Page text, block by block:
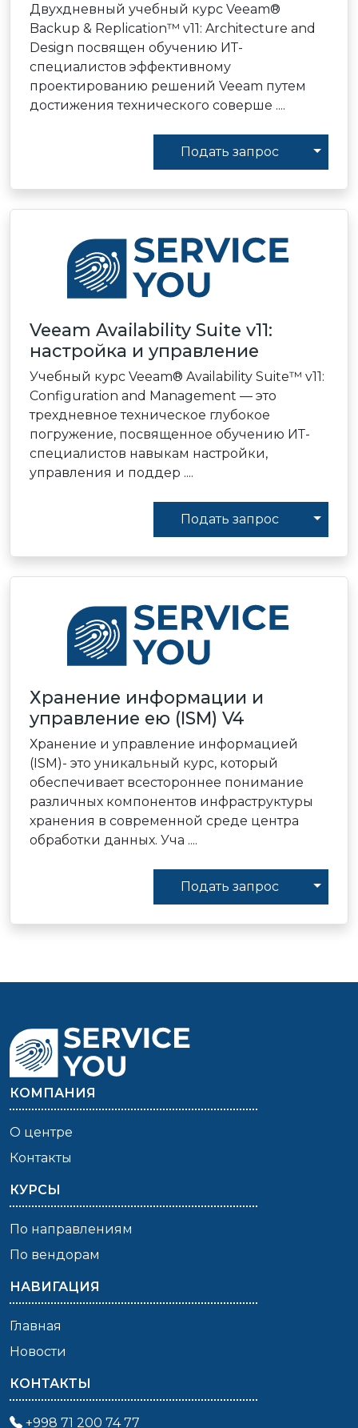
Двухдневный учебный курс Veeam®
Backup & Replication™ v11: Architecture and
Design посвящен обучению ИТ-
специалистов эффективному
проектированию решений Veeam путем
достижения технического соверше ....
Подать запрос
Veeam Availability Suite v11:
настройка и управление
Учебный курс Veeam® Availability Suite™ v11:
Configuration and Management — это
трехдневное техническое глубокое
погружение, посвященное обучению ИТ-
специалистов навыкам настройки,
управления и поддер ....
Подать запрос
Хранение информации и
управление ею (ISM) V4
Хранение и управление информацией
(ISM)- это уникальный курс, который
обеспечивает всестороннее понимание
различных компонентов инфраструктуры
хранения в современной среде центра
обработки данных. Уча ....
Подать запрос
КОМПАНИЯ
О центре
Контакты
КУРСЫ
По направлениям
По вендорам
НАВИГАЦИЯ
Главная
Новости
КОНТАКТЫ
+998 71 200 74 77